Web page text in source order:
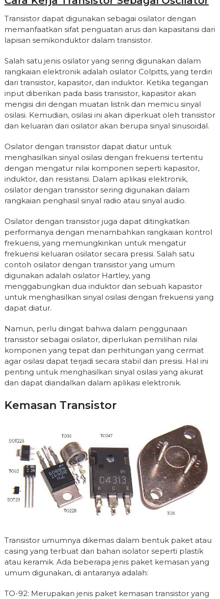
Transistor dapat digunakan sebagai osilator dengan
memanfaatkan sifat penguatan arus dan kapasitansi dari
lapisan semikonduktor dalam transistor.
Salah satu jenis osilator yang sering digunakan dalam
rangkaian elektronik adalah osilator Colpitts, yang terdiri
dari transistor, kapasitor, dan induktor. Ketika tegangan
input diberikan pada basis transistor, kapasitor akan
mengisi diri dengan muatan listrik dan memicu sinyal
osilasi. Kemudian, osilasi ini akan diperkuat oleh transistor
dan keluaran dari osilator akan berupa sinyal sinusoidal.
Osilator dengan transistor dapat diatur untuk
menghasilkan sinyal osilasi dengan frekuensi tertentu
dengan mengatur nilai komponen seperti kapasitor,
induktor, dan resistansi. Dalam aplikasi elektronik,
osilator dengan transistor sering digunakan dalam
rangkaian penghasil sinyal radio atau sinyal audio.
Osilator dengan transistor juga dapat ditingkatkan
performanya dengan menambahkan rangkaian kontrol
frekuensi, yang memungkinkan untuk mengatur
frekuensi keluaran osilator secara presisi. Salah satu
contoh osilator dengan transistor yang umum
digunakan adalah osilator Hartley, yang
menggabungkan dua induktor dan sebuah kapasitor
untuk menghasilkan sinyal osilasi dengan frekuensi yang
dapat diatur.
Namun, perlu diingat bahwa dalam penggunaan
transistor sebagai osilator, diperlukan pemilihan nilai
komponen yang tepat dan perhitungan yang cermat
agar osilasi dapat terjadi secara stabil dan presisi. Hal ini
penting untuk menghasilkan sinyal osilasi yang akurat
dan dapat diandalkan dalam aplikasi elektronik.
Kemasan Transistor
Transistor umumnya dikemas dalam bentuk paket atau
casing yang terbuat dari bahan isolator seperti plastik
atau keramik. Ada beberapa jenis paket kemasan yang
umum digunakan, di antaranya adalah:
TO-92: Merupakan jenis paket kemasan transistor yang